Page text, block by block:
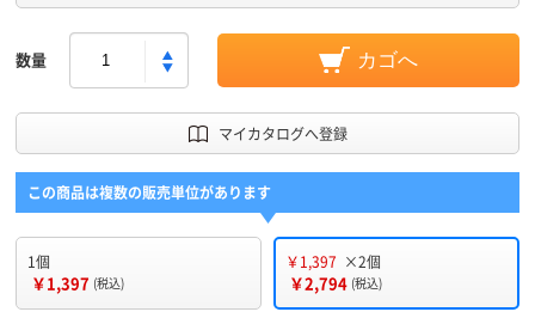
数量 カゴへ
マイカタログへ登録
この商品は複数の販売単位があります
1個
￥1,397 (税込)
￥1,397 ×2個
￥2,794 (税込)